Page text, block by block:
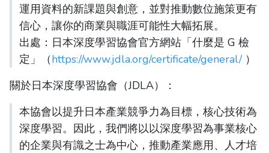
運用資料的新課題與創意，並對推動數位施策更有
信心，讓你的商業與職涯可能性大幅拓展。
出處：日本深度學習協會官方網站「什麼是 G 檢
定」（https://www.jdla.org/certificate/general/）
關於日本深度學習協會（JDLA）：
本協會以提升日本產業競爭力為目標，核心技術為
深度學習。因此，我們將以以深度學習為事業核心
的企業與有識之士為中心，推動產業應用、人才培